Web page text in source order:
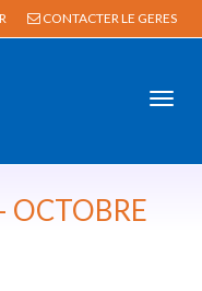
CONTACTER LE GERES
OCTOBRE